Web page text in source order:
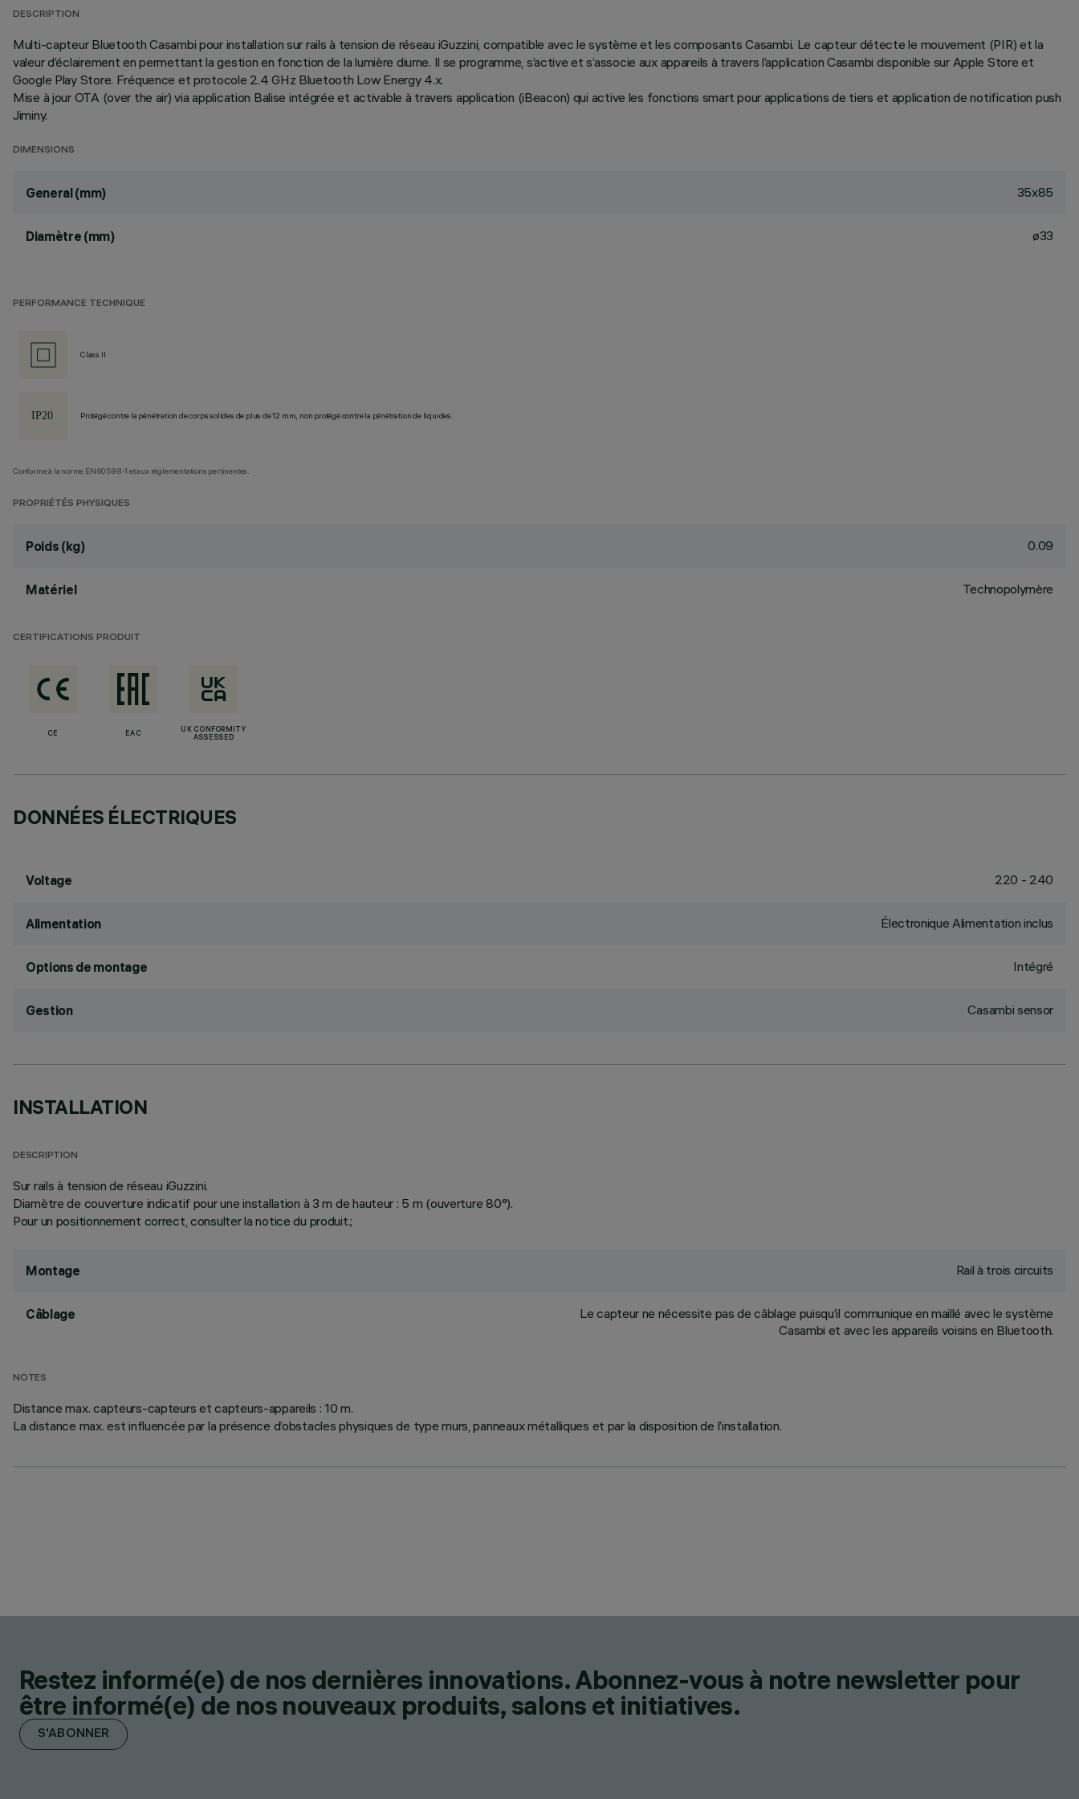
DESCRIPTION
Multi-capteur Bluetooth Casambi pour installation sur rails à tension de réseau iGuzzini, compatible avec le système et les composants Casambi. Le capteur détecte le mouvement (PIR) et la
valeur d’éclairement en permettant la gestion en fonction de la lumière diurne. Il se programme, s’active et s’associe aux appareils à travers l’application Casambi disponible sur Apple Store et
Google Play Store. Fréquence et protocole 2.4 GHz Bluetooth Low Energy 4.x.
Mise à jour OTA (over the air) via application Balise intégrée et activable à travers application (iBeacon) qui active les fonctions smart pour applications de tiers et application de notification push
Jiminy.
DIMENSIONS
General (mm) 35x85
Diamètre (mm) ø33
PERFORMANCE TECHNIQUE
Class II
Protégé contre la pénétration de corps solides de plus de 12 mm, non protégé contre la pénétration de liquides.
Conforme à la norme EN60598-1 et aux réglementations pertinentes.
PROPRIÉTÉS PHYSIQUES
Poids (kg) 0.09
Matériel Technopolymère
CERTIFICATIONS PRODUIT
CE EAC
UK CONFORMITY
ASSESSED
DONNÉES ÉLECTRIQUES
Voltage 220 - 240
Alimentation Électronique Alimentation inclus
Options de montage Intégré
Gestion Casambi sensor
INSTALLATION
DESCRIPTION
Sur rails à tension de réseau iGuzzini.
Diamètre de couverture indicatif pour une installation à 3 m de hauteur : 5 m (ouverture 80°).
Pour un positionnement correct, consulter la notice du produit.;
Montage Rail à trois circuits
Câblage
Le capteur ne nécessite pas de câblage puisqu’il communique en maillé avec le système
Casambi et avec les appareils voisins en Bluetooth.
NOTES
Distance max. capteurs-capteurs et capteurs-appareils : 10 m.
La distance max. est influencée par la présence d’obstacles physiques de type murs, panneaux métalliques et par la disposition de l’installation.
Restez informé(e) de nos dernières innovations. Abonnez-vous à notre newsletter pour
être informé(e) de nos nouveaux produits, salons et initiatives.
S'ABONNER